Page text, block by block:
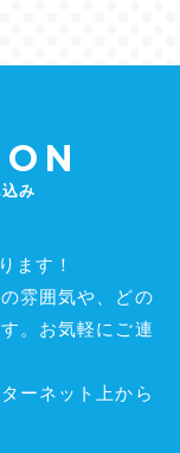
み
ます！
雰囲気や、どの
。お気軽にご連
ーネット上から